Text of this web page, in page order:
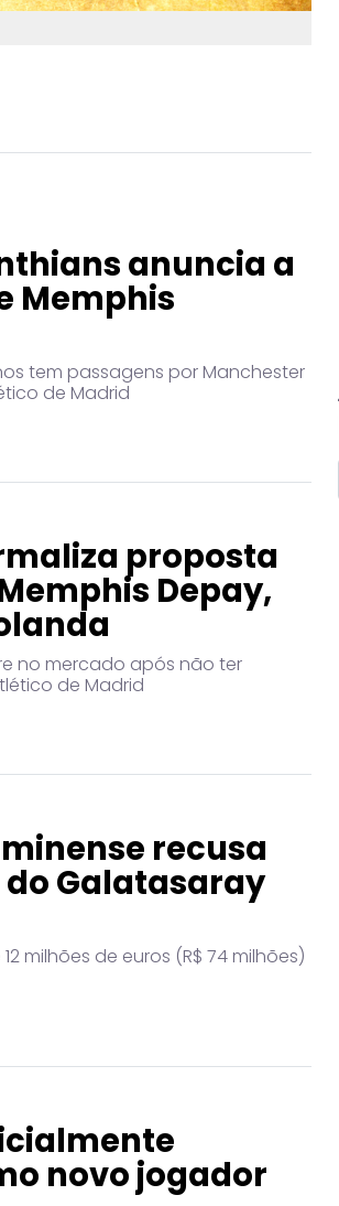
anuncia a
Memphis
tem passagens por Manchester
de Madrid
proposta
Depay,
no mercado após não ter
de Madrid
recusa
Galatasaray
milhões de euros (R$ 74 milhões)
novo jogador